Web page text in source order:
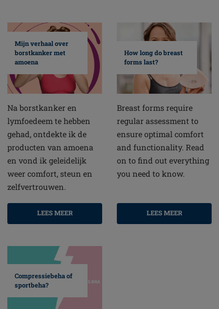
Mijn verhaal over
borstkanker met
amoena
Na borstkanker en
lymfoedeem te hebben
gehad, ontdekte ik de
producten van amoena
en vond ik geleidelijk
weer comfort, steun en
zelfvertrouwen.
LEES MEER
How long do breast
forms last?
Breast forms require
regular assessment to
ensure optimal comfort
and functionality. Read
on to find out everything
you need to know.
LEES MEER
Compressiebeha of
sportbeha?